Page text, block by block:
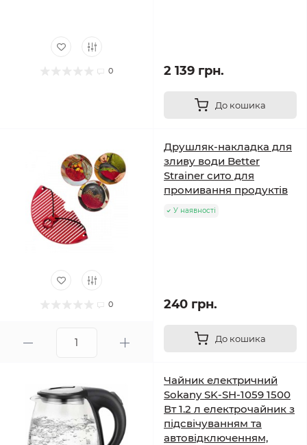
0 2 139 грн.
До кошика
0
Друшляк-накладка для
зливу води Better
Strainer сито для
промивання продуктів
У наявності
240 грн.
До кошика
Чайник електричний
Sokany SK-SH-1059 1500
Вт 1.2 л електрочайник з
підсвічуванням та
автовідключенням,